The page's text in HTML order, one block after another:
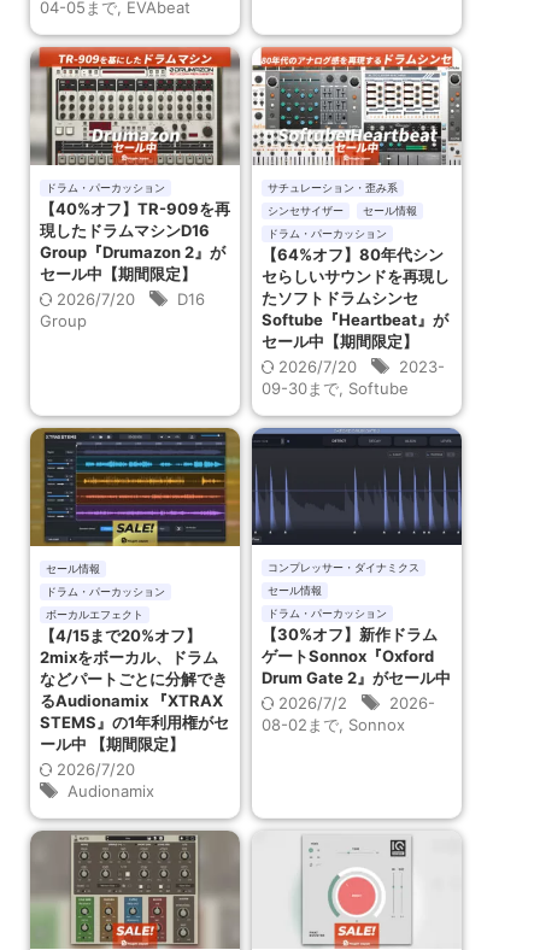
04-05まで EVAbeat
ドラム・パーカッション
【40%オフ】TR-909を再
現したドラムマシンD16
Group『Drumazon 2』が
セール中【期間限定】
2026/7/20
D16
Group
サチュレーション・歪み系
シンセサイザー
セール情報
ドラム・パーカッション
【64%オフ】80年代シン
セらしいサウンドを再現し
たソフトドラムシンセ
Softube『Heartbeat』が
セール中【期間限定】
2026/7/20
2023-
09-30まで Softube
セール情報
ドラム・パーカッション
ボーカルエフェクト
【4/15まで20%オフ】
2mixをボーカル、ドラム
などパートごとに分解でき
るAudionamix 『XTRAX
STEMS』の1年利用権がセ
ール中 【期間限定】
2026/7/20
Audionamix
コンプレッサー・ダイナミクス
セール情報
ドラム・パーカッション
【30%オフ】新作ドラム
ゲートSonnox『Oxford
Drum Gate 2』がセール中
2026/7/2
2026-
08-02まで Sonnox